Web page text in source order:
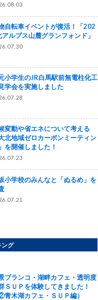
自転車イベントが復活！「202
アルプス山麓グランフォンド」
小学生のJR白馬駅前無電柱化工
学会を実施しました
変動や省エネについて考える
大北地域ゼロカーボンミーティン
を開催しました！
小学校のみんなと「ぬるめ」を
ング
ブランコ・湖畔カフェ・透明度
ＳＵＰを体験してきました！
②青木湖カフェ・ＳＵＰ編）